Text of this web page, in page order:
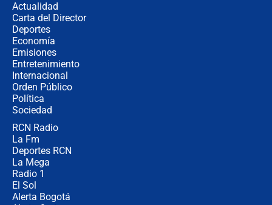
Actualidad
Carta del Director
Deportes
Economía
Emisiones
Entretenimiento
Internacional
Orden Público
Política
Sociedad
RCN Radio
La Fm
Deportes RCN
La Mega
Radio 1
El Sol
Alerta Bogotá